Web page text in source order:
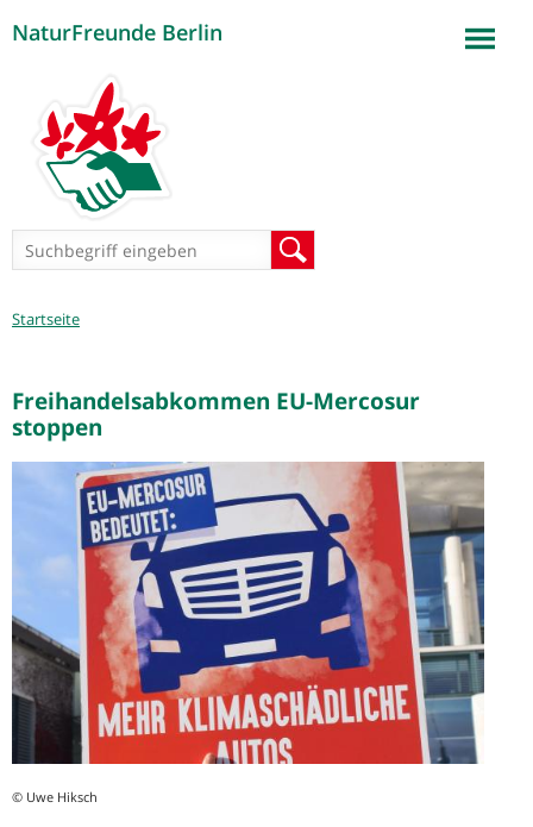
NaturFreunde Berlin
Suchformular
Sie
Startseite
Freihandelsabkommen EU-Mercosur
stoppen
© Uwe Hiksch